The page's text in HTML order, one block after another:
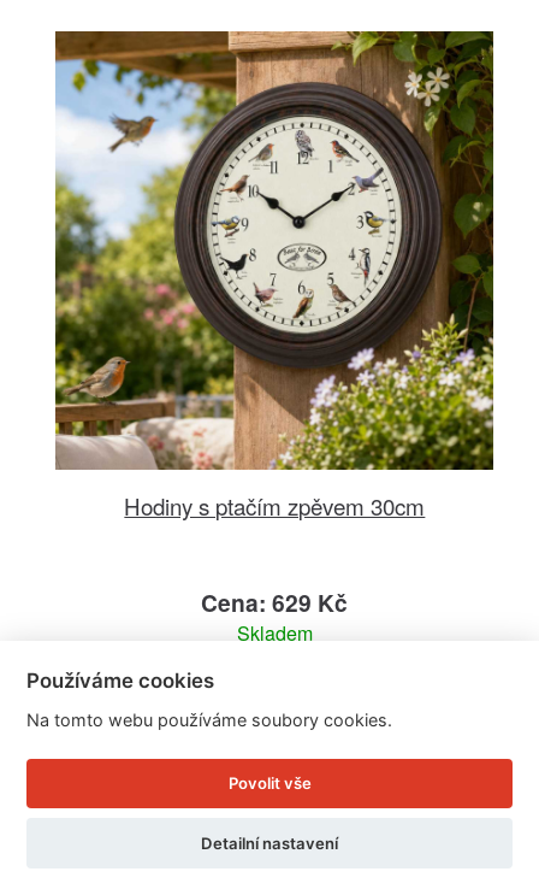
Hodiny s ptačím zpěvem 30cm
Cena: 629 Kč
Skladem
Detail
Používáme cookies
Na tomto webu používáme soubory cookies.
Povolit vše
Detailní nastavení